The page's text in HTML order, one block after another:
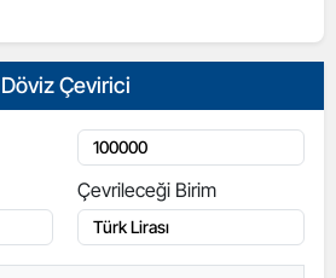
Döviz Çevirici
Çevrileceği Birim